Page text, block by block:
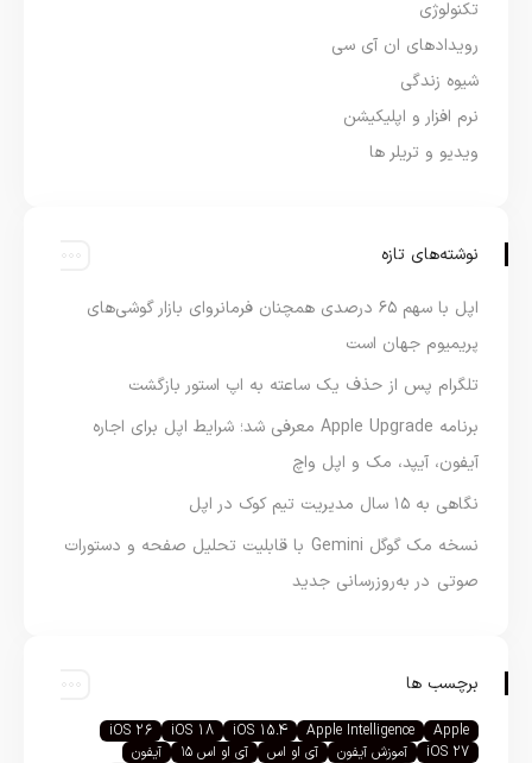
تکنولوژی
رویدادهای ان آی سی
شیوه زندگی
نرم افزار و اپلیکیشن
ویدیو و تریلر ها
نوشته‌های تازه
اپل با سهم ۶۵ درصدی همچنان فرمانروای بازار گوشی‌های
پریمیوم جهان است
تلگرام پس از حذف یک ساعته به اپ استور بازگشت
برنامه Apple Upgrade معرفی شد؛ شرایط اپل برای اجاره
آیفون، آیپد، مک و اپل واچ
نگاهی به ۱۵ سال مدیریت تیم کوک در اپل
نسخه مک گوگل Gemini با قابلیت تحلیل صفحه و دستورات
صوتی در به‌روزرسانی جدید
برچسب ها
Apple
Apple Intelligence
iOS 15.4
iOS 18
iOS 26
iOS 27
آموزش آیفون آی او اس آی او اس ۱۵
آیفون